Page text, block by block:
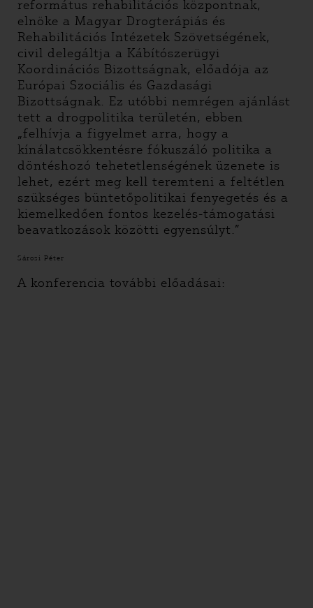
református rehabilitációs központnak,
elnöke a Magyar Drogterápiás és
Rehabilitációs Intézetek Szövetségének,
civil delegáltja a Kábítószerügyi
Koordinációs Bizottságnak, előadója az
Európai Szociális és Gazdasági
Bizottságnak. Ez utóbbi nemrégen ajánlást
tett a drogpolitika területén, ebben
„felhívja a figyelmet arra, hogy a
kínálatcsökkentésre fókuszáló politika a
döntéshozó tehetetlenségének üzenete is
lehet, ezért meg kell teremteni a feltétlen
szükséges büntetőpolitikai fenyegetés és a
kiemelkedően fontos kezelés-támogatási
beavatkozások közötti egyensúlyt.”
Sárosi Péter
A konferencia további előadásai: